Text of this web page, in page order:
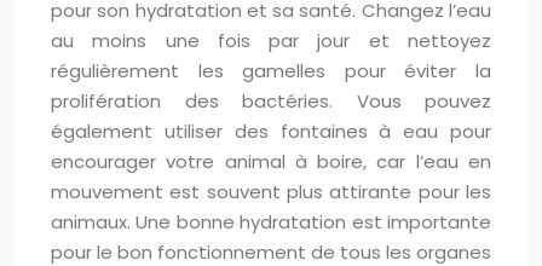
pour son hydratation et sa santé. Changez l’eau
au moins une fois par jour et nettoyez
régulièrement les gamelles pour éviter la
prolifération des bactéries. Vous pouvez
également utiliser des fontaines à eau pour
encourager votre animal à boire, car l’eau en
mouvement est souvent plus attirante pour les
animaux. Une bonne hydratation est importante
pour le bon fonctionnement de tous les organes